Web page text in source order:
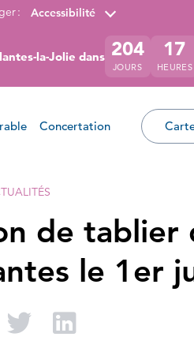
: Accessibilité
la-Jolie dans 204
JOURS
17
HEURES
Concertation
de tablier
le 1er
sur Facebook
Partager sur